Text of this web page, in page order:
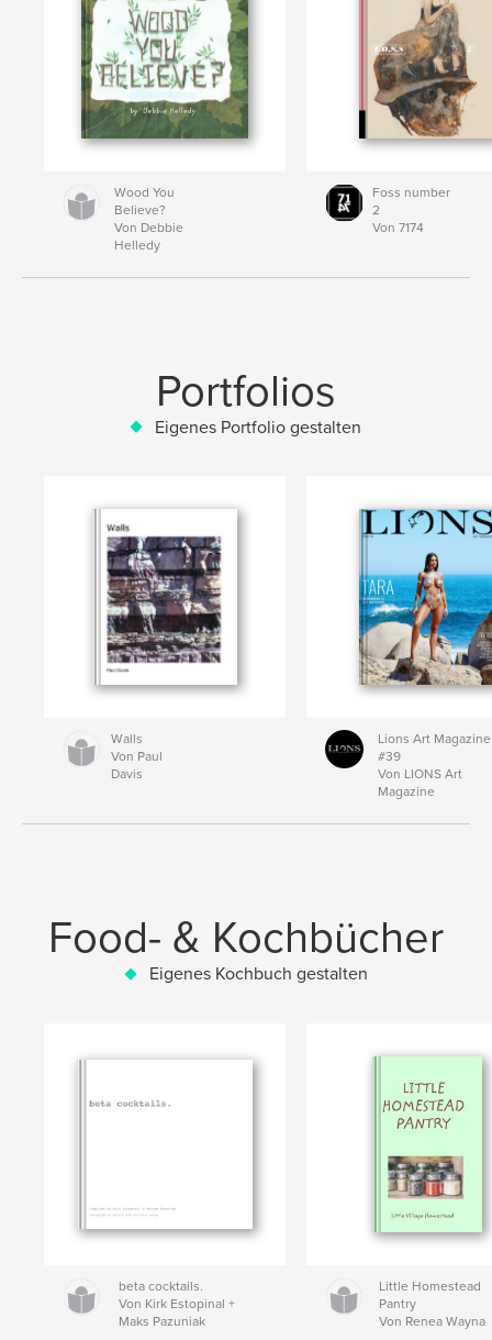
Wood You
Believe?
Von Debbie
Helledy
Foss number
2
Von 7174
Portfolios
Eigenes Portfolio gestalten
Walls
Von Paul
Davis
Lions Art Magazine
#39
Von LIONS Art
Magazine
Food- & Kochbücher
Eigenes Kochbuch gestalten
beta cocktails.
Von Kirk Estopinal +
Maks Pazuniak
Little Homestead
Pantry
Von Renea Wayna